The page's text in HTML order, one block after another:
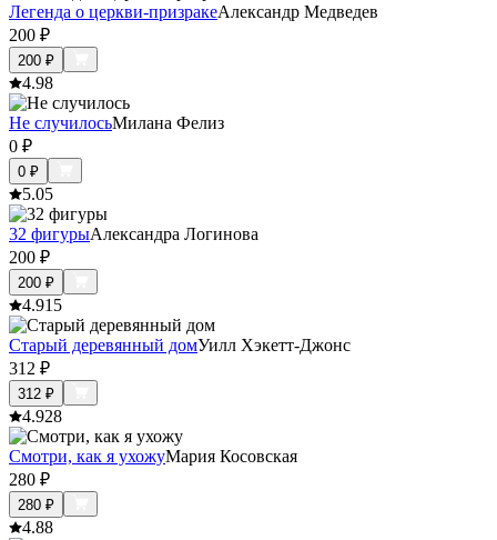
Легенда о церкви-призракеАлександр Медведев
200 ₽
200 ₽
4.98
Не случилосьМилана Фелиз
0 ₽
0 ₽
5.05
32 фигурыАлександра Логинова
200 ₽
200 ₽
4.915
Старый деревянный домУилл Хэкетт-Джонс
312 ₽
312 ₽
4.928
Смотри, как я ухожуМария Косовская
280 ₽
280 ₽
4.88